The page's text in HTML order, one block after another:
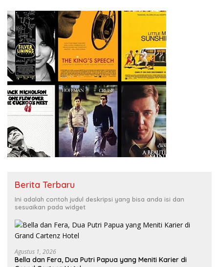
Berita Terbaru
Ini adalah contoh judul deskripsi yang bisa anda isi dan
sesuaikan pada widget
Agustus 1, 2026
Bella dan Fera, Dua Putri Papua yang Meniti Karier di